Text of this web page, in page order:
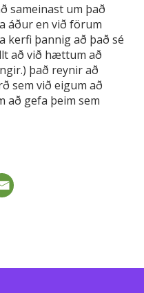
sameinast um það
áður en við förum
kerfi þannig að það sé
að við hættum að
það reynir að
sem við eigum að
að gefa þeim sem